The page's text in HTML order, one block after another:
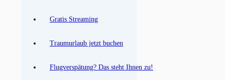
Gratis Streaming
Traumurlaub jetzt buchen
Flugverspätung? Das steht Ihnen zu!